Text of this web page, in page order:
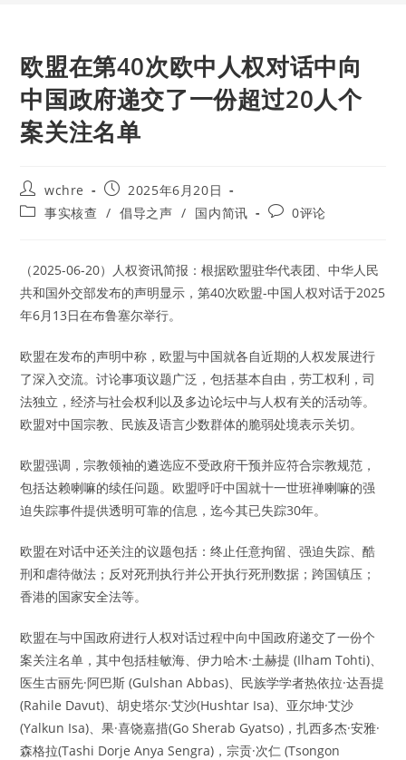
欧盟在第40次欧中人权对话中向
中国政府递交了一份超过20人个
案关注名单
Post
author:
wchre
Post
published:
2025年6月20日
Post事实核查 / 倡导之声 / 国内简讯
Post0评论
（2025-06-20）人权资讯简报：根据欧盟驻华代表团、中华人民
共和国外交部发布的声明显示，第40次欧盟-中国人权对话于2025
年6月13日在布鲁塞尔举行。
欧盟在发布的声明中称，欧盟与中国就各自近期的人权发展进行
了深入交流。讨论事项议题广泛，包括基本自由，劳工权利，司
法独立，经济与社会权利以及多边论坛中与人权有关的活动等。
欧盟对中国宗教、民族及语言少数群体的脆弱处境表示关切。
欧盟强调，宗教领袖的遴选应不受政府干预并应符合宗教规范，
包括达赖喇嘛的续任问题。欧盟呼吁中国就十一世班禅喇嘛的强
迫失踪事件提供透明可靠的信息，迄今其已失踪30年。
欧盟在对话中还关注的议题包括：终止任意拘留、强迫失踪、酷
刑和虐待做法；反对死刑执行并公开执行死刑数据；跨国镇压；
香港的国家安全法等。
欧盟在与中国政府进行人权对话过程中向中国政府递交了一份个
案关注名单，其中包括桂敏海、伊力哈木·土赫提 (Ilham Tohti)、
医生古丽先·阿巴斯 (Gulshan Abbas)、民族学学者热依拉·达吾提
(Rahile Davut)、胡史塔尔·艾沙(Hushtar Isa)、亚尔坤·艾沙
(Yalkun Isa)、果·喜饶嘉措(Go Sherab Gyatso)，扎西多杰·安雅·
森格拉(Tashi Dorje Anya Sengra)，宗贡·次仁 (Tsongon